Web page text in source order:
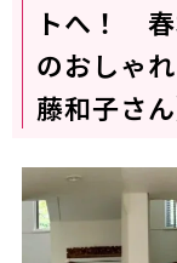
トへ！ 春
のおしゃ
藤和子さん